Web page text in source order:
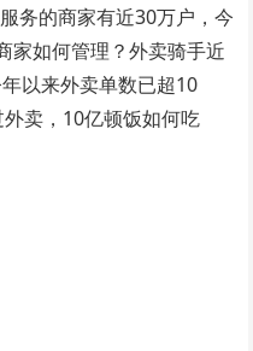
务的商家有近30万户，今
家如何管理？外卖骑手近
以来外卖单数已超10
卖，10亿顿饭如何吃